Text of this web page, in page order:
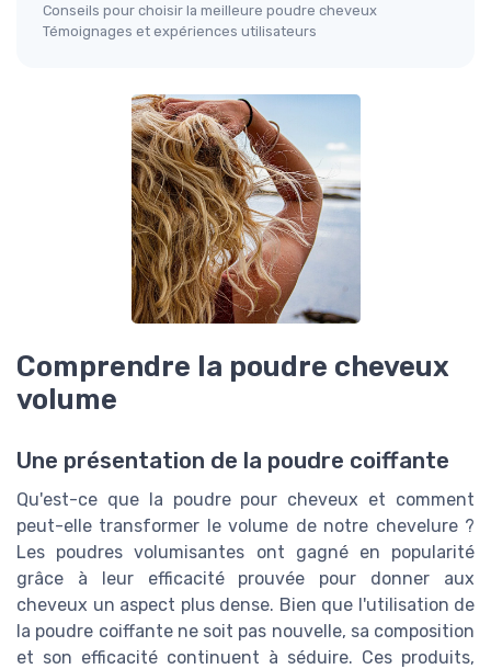
Conseils pour choisir la meilleure poudre cheveux
Témoignages et expériences utilisateurs
Comprendre la poudre cheveux
volume
Une présentation de la poudre coiffante
Qu'est-ce que la poudre pour cheveux et comment
peut-elle transformer le volume de notre chevelure ?
Les poudres volumisantes ont gagné en popularité
grâce à leur efficacité prouvée pour donner aux
cheveux un aspect plus dense. Bien que l'utilisation de
la poudre coiffante ne soit pas nouvelle, sa composition
et son efficacité continuent à séduire. Ces produits,